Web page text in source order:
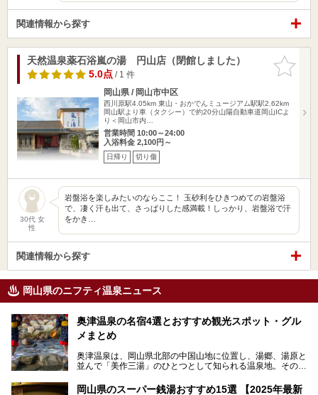
関連情報から探す
お気に入
りに追加
天然温泉薬石浴嵐の湯 円山店（閉館しました）
5.0点/ 1 件
岡山県 / 岡山市中区
西川原駅4.05km 東山・おかでんミュージアム駅駅2.62km
岡山駅より車（タクシー）で約20分山陽自動車道岡山ICよ
り＜岡山市内…
営業時間 10:00～24:00
入浴料金 2,100円～
日帰り 切り傷
30代 女
性
岩盤浴を楽しみたいのならここ！ 玉砂利をひきつめての岩盤浴
で、凄く汗も出て、さっぱりした感満載！しっかり、岩盤浴で汗
をかき…
関連情報から探す
岡山県のニフティ温泉ニュース
奥津温泉の名宿4選とおすすめ観光スポット・グル
メまとめ
奥津温泉は、岡山県北部の中国山地に位置し、湯郷、湯原と
並んで「美作三湯」のひとつとして知られる温泉地。その泉
す。
岡山県のスーパー銭湯おすすめ15選 【2025年最新